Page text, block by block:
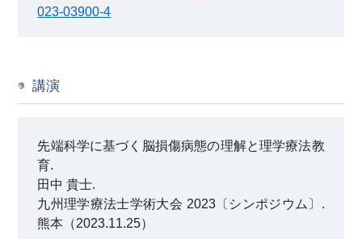
023-03900-4
講演
先端科学に基づく脳損傷病態の理解と理学療法教
育.
田中 貴士.
九州理学療法士学術大会 2023〔シンポジウム〕.
熊本（2023.11.25）